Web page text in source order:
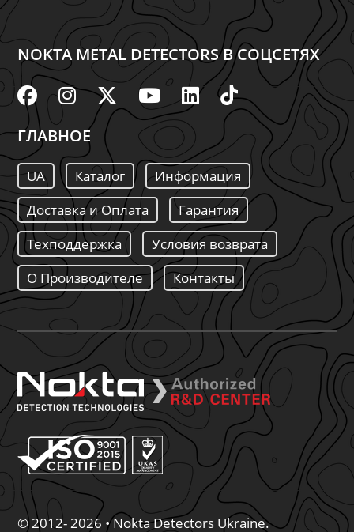
NOKTA METAL DETECTORS В СОЦСЕТЯХ
ГЛАВНОЕ
UA Каталог
Информация
Доставка и Оплата
Гарантия
Техподдержка
Условия возврата
О Производителе
Контакты
© 2012- 2026 • Nokta Detectors Ukraine.